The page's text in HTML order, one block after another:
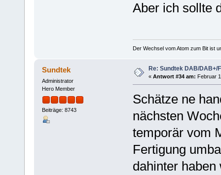
Aber ich sollte
Der Wechsel vom Atom zum Bit ist
Sundtek
Administrator
Hero Member
Beiträge: 8743
Re: Sundtek DAB/DAB+/
« Antwort #34 am: Februar
Schätze ne
nächsten
temporär vom
Fertigung
dahinter